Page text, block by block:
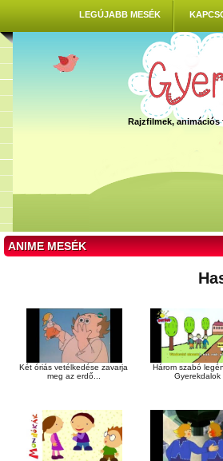
LEGÚJABB MESÉK
Rajzfilmek, animációs
ANIME MESÉK
Két óriás vetélkedése zavarja
meg az erdő...
Három szabó
Gyerekdalok